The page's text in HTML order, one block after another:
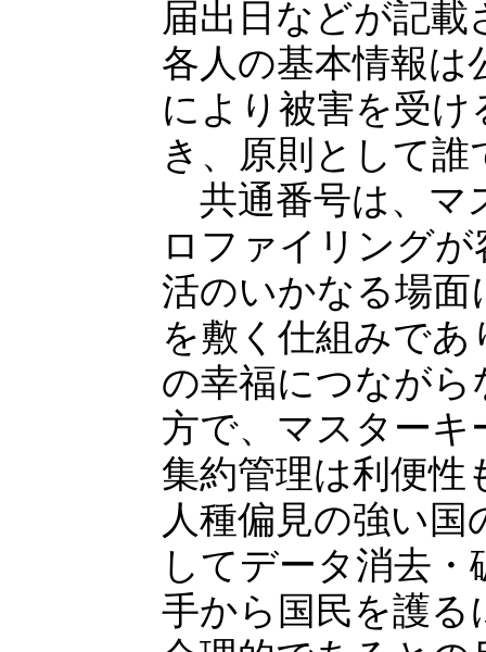
届出日などが記
各人の基本情報は
により被害を受
き、原則として
共通番号は、マ
ロファイリング
活のいかなる場面
を敷く仕組みで
の幸福につなが
方で、マスターキ
集約管理は利便性
人種偏見の強い
してデータ消去
手から国民を護る